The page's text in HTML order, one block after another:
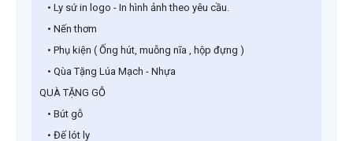
• Ly sứ in logo - In hình ảnh theo yêu cầu.
• Nến thơm
• Phụ kiện ( Ống hút, muỗng nĩa , hộp đựng )
• Qùa Tặng Lúa Mạch - Nhựa
QUÀ TẶNG GỖ
• Bút gỗ
• Đế lót ly